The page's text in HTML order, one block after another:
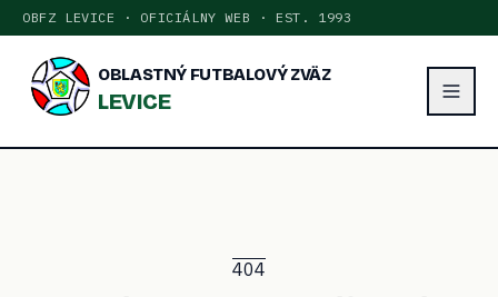
OBFZ LEVICE · OFICIÁLNY WEB · EST. 1993
OBLASTNÝ FUTBALOVÝ ZVÄZ
LEVICE
404